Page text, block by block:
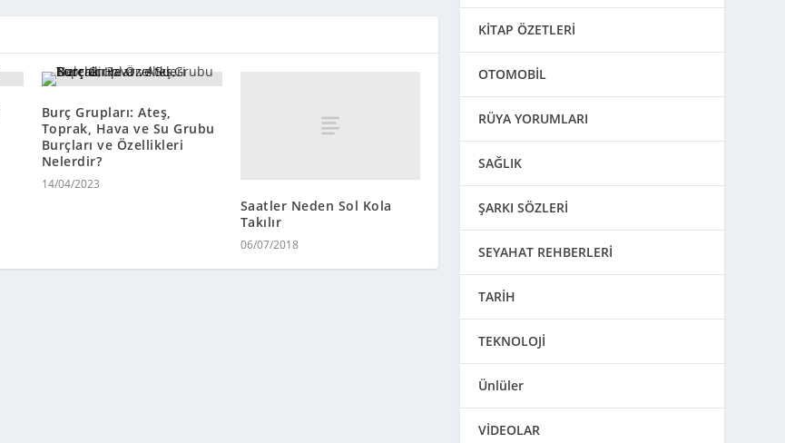
Burç Grupları: Ateş,
Toprak, Hava ve Su Grubu
Burçları ve Özellikleri
Nelerdir?
14/04/2023
Saatler Neden Sol Kola
Takılır
06/07/2018
KİTAP ÖZETLERİ
OTOMOBİL
RÜYA YORUMLARI
SAĞLIK
ŞARKI SÖZLERİ
SEYAHAT REHBERLERİ
TARİH
TEKNOLOJİ
Ünlüler
VİDEOLAR